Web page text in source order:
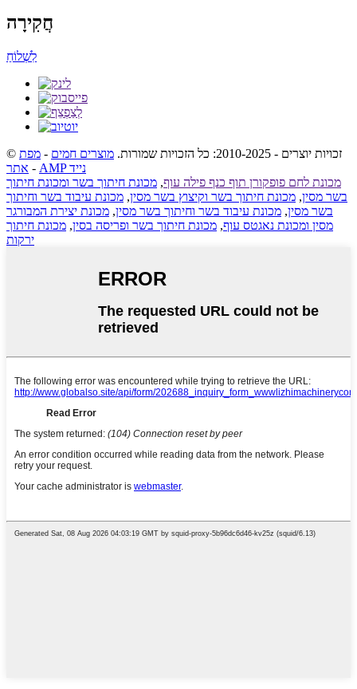
חֲקִירָה
לִשְׁלוֹחַ
© זכויות יוצרים - 2010-2025: כל הזכויות שמורות. מוצרים חמים - מפת
אתר -
AMP נייד
מכונת לחם פופקורן תוף כנף פילה עוף, מכונת חיתוך בשר ומכונת חיתוך
בשר מסין, מכונת חיתוך בשר וקיצוץ בשר מסין, מכונת עיבוד בשר וחיתוך
בשר מסין, מכונת עיבוד בשר וחיתוך בשר מסין, מכונת יצירת המבורגר
מסין ומכונת נאגטס עוף, מכונת חיתוך בשר ופריסה בסין, מכונת חיתוך
ירקות